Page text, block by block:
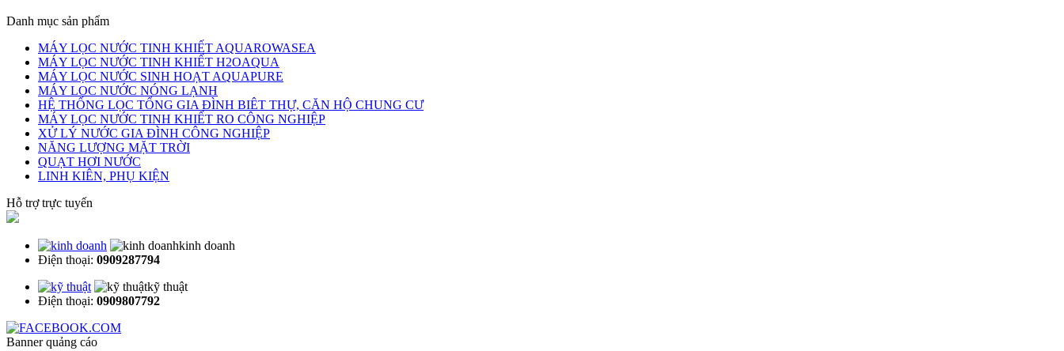
Danh mục sản phẩm
MÁY LỌC NƯỚC TINH KHIẾT AQUAROWASEA
MÁY LỌC NƯỚC TINH KHIẾT H2OAQUA
MÁY LỌC NƯỚC SINH HOẠT AQUAPURE
MÁY LOC NƯỚC NÓNG LẠNH
HỆ THỐNG LỌC TỔNG GIA ĐÌNH BIÊT THỰ, CĂN HỘ CHUNG CƯ
MÁY LỌC NƯỚC TINH KHIẾT RO CÔNG NGHIỆP
XỬ LÝ NƯỚC GIA ĐÌNH CÔNG NGHIỆP
NĂNG LƯỢNG MẶT TRỜI
QUẠT HƠI NƯỚC
LINH KIÊN, PHỤ KIỆN
Hỗ trợ trực tuyến
kinh doanh
Điện thoại: 0909287794
kỹ thuật
Điện thoại: 0909807792
Banner quảng cáo